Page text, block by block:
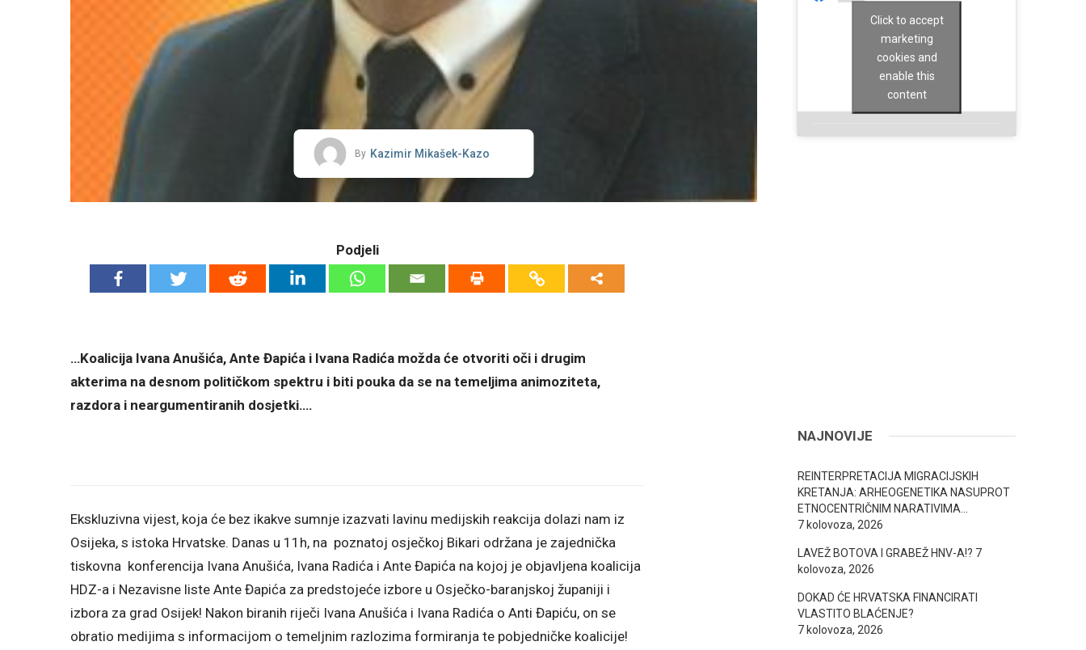
By Kazimir Mikašek-Kazo
Podjeli
…Koalicija Ivana Anušića, Ante Đapića i Ivana Radića možda će otvoriti oči i drugim
akterima na desnom političkom spektru i biti pouka da se na temeljima animoziteta,
razdora i neargumentiranih dosjetki….
Ekskluzivna vijest, koja će bez ikakve sumnje izazvati lavinu medijskih reakcija dolazi nam iz
Osijeka, s istoka Hrvatske. Danas u 11h, na poznatoj osječkoj Bikari održana je zajednička
tiskovna konferencija Ivana Anušića, Ivana Radića i Ante Đapića na kojoj je objavljena koalicija
HDZ-a i Nezavisne liste Ante Đapića za predstojeće izbore u Osječko-baranjskoj županiji i
izbora za grad Osijek! Nakon biranih riječi Ivana Anušića i Ivana Radića o Anti Đapiću, on se
obratio medijima s informacijom o temeljnim razlozima formiranja te pobjedničke koalicije!
Click to accept
marketing
cookies and
enable this
content
NAJNOVIJE
REINTERPRETACIJA MIGRACIJSKIH
KRETANJA: ARHEOGENETIKA NASUPROT
ETNOCENTRIČNIM NARATIVIMA…
7 kolovoza, 2026
LAVEŽ BOTOVA I GRABEŽ HNV-A!? 7
kolovoza, 2026
DOKAD ĆE HRVATSKA FINANCIRATI
VLASTITO BLAĆENJE?
7 kolovoza, 2026